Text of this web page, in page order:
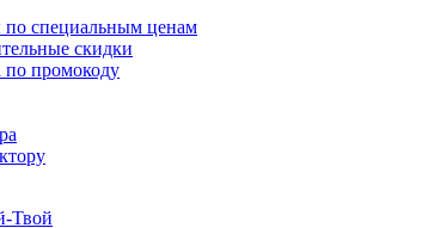
по специальным ценам
скидки
по промокоду